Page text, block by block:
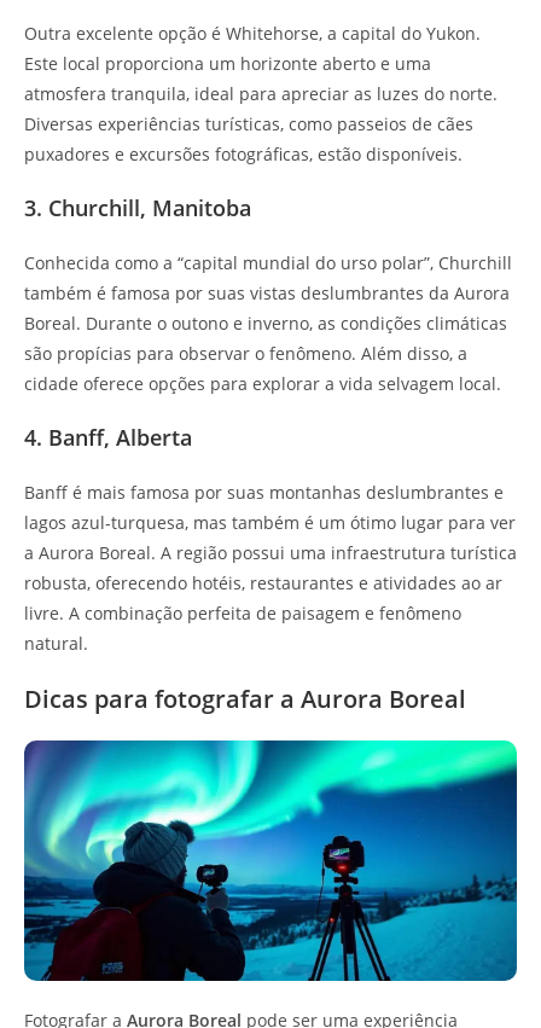
Outra excelente opção é Whitehorse, a capital do Yukon.
Este local proporciona um horizonte aberto e uma
atmosfera tranquila, ideal para apreciar as luzes do norte.
Diversas experiências turísticas, como passeios de cães
puxadores e excursões fotográficas, estão disponíveis.
3. Churchill, Manitoba
Conhecida como a “capital mundial do urso polar”, Churchill
também é famosa por suas vistas deslumbrantes da Aurora
Boreal. Durante o outono e inverno, as condições climáticas
são propícias para observar o fenômeno. Além disso, a
cidade oferece opções para explorar a vida selvagem local.
4. Banff, Alberta
Banff é mais famosa por suas montanhas deslumbrantes e
lagos azul-turquesa, mas também é um ótimo lugar para ver
a Aurora Boreal. A região possui uma infraestrutura turística
robusta, oferecendo hotéis, restaurantes e atividades ao ar
livre. A combinação perfeita de paisagem e fenômeno
natural.
Dicas para fotografar a Aurora Boreal
Fotografar a Aurora Boreal pode ser uma experiência